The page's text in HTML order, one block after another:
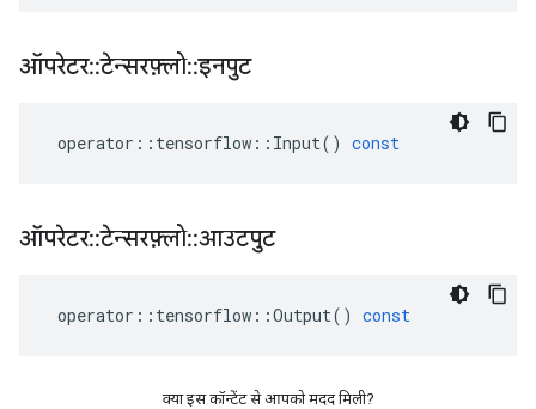
ऑपरेटर::टेन्सरफ़्लो::इनपुट
operator :: tensorflow :: Input() const
ऑपरेटर::टेन्सरफ़्लो::आउटपुट
operator :: tensorflow ::Output() const
क्या इस कॉन्टेंट से आपको मदद मिली?